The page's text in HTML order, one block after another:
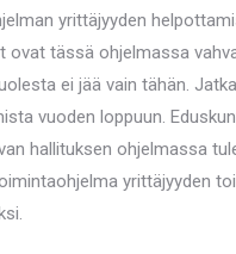
yrittäjyyden
ovat tässä ohjelmassa
ei jää vain tähän.
vuoden loppuun.
hallituksen ohjelmassa
yrittäjyyden